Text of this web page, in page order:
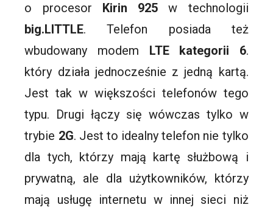
o procesor Kirin 925 w technologii
big.LITTLE. Telefon posiada też
wbudowany modem LTEkategorii 6.
który działa jednocześnie z jedną kartą.
Jest tak w większości telefonów tego
typu. Drugi łączy się wówczas tylko w
trybie 2G. Jest to idealny telefon nie tylko
dla tych, którzy mają kartę służbową i
prywatną, ale dla użytkowników, którzy
mają usługę internetu w innej sieci niż